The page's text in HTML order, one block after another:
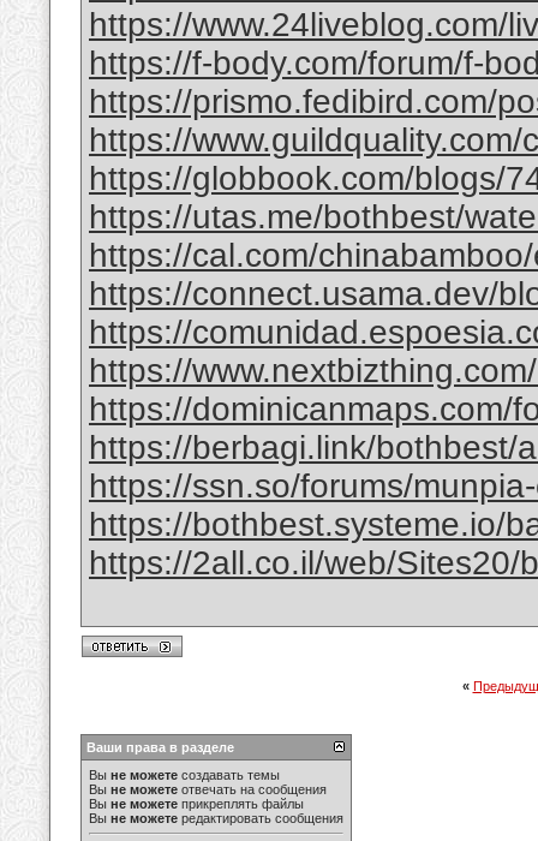
https://www.24liveblog.com/
https://f-body.com/forum/f-
https://prismo.fedibird.com/
https://
https://globbook.com/blogs/
https://utas.me/bothbest/
https://cal.com/
https://connect.usama.dev/
https://
https://
https://dominicanmaps.com/
https://berbagi.link/bothbest/
https://ssn.so/forums/
https://bothbest.systeme.io/
https://2all.co.il/web/Sites20/
«
Ваши права в разделе
Вы не можете создавать темы
Вы не можете отвечать на сообщения
Вы не можете прикреплять файлы
Вы не можете редактировать сообщения